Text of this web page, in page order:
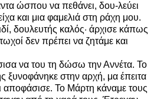
ώσπου να πεθάνει, δου-λεύει
και μια φαμελιά στη ράχη μου.
δουλευτής καλός· άρχισε κάπως
δεν πρέπει να ζητάμε και
να του τη δώσω την Αννέτα. Το
ξυνοφάνηκε στην αρχή, μα έπειτα
αποφάσισε. Το Μάρτη κάναμε τους